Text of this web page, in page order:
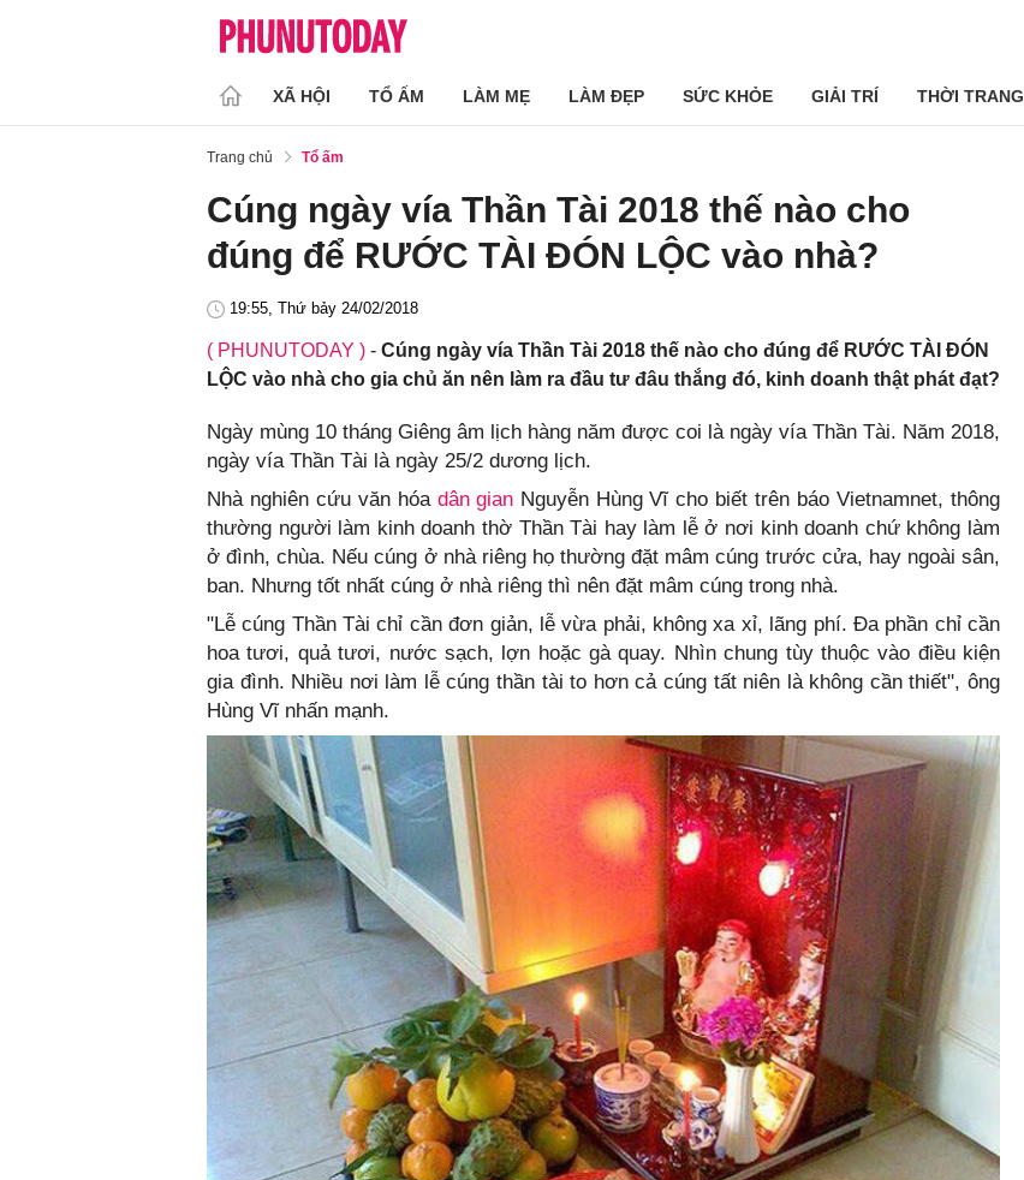
XÃ HỘI TỔ ẤM LÀM MẸ LÀM ĐẸP SỨC KHỎE GIẢI TRÍ THỜI TRANG
Trang chủ Tổ ấm
Cúng ngày vía Thần Tài 2018 thế nào cho
đúng để RƯỚC TÀI ĐÓN LỘC vào nhà?
19:55, Thứ bảy 24/02/2018
( PHUNUTODAY ) - Cúng ngày vía Thần Tài 2018 thế nào cho đúng để RƯỚC TÀI ĐÓN
LỘC vào nhà cho gia chủ ăn nên làm ra đầu tư đâu thắng đó, kinh doanh thật phát đạt?
Ngày mùng 10 tháng Giêng âm lịch hàng năm được coi là ngày vía Thần Tài. Năm 2018,
ngày vía Thần Tài là ngày 25/2 dương lịch.
Nhà nghiên cứu văn hóa dân gianNguyễn Hùng Vĩ cho biết trên báo Vietnamnet, thông
thường người làm kinh doanh thờ Thần Tài hay làm lễ ở nơi kinh doanh chứ không làm
ở đình, chùa. Nếu cúng ở nhà riêng họ thường đặt mâm cúng trước cửa, hay ngoài sân,
ban. Nhưng tốt nhất cúng ở nhà riêng thì nên đặt mâm cúng trong nhà.
"Lễ cúng Thần Tài chỉ cần đơn giản, lễ vừa phải, không xa xỉ, lãng phí. Đa phần chỉ cần
hoa tươi, quả tươi, nước sạch, lợn hoặc gà quay. Nhìn chung tùy thuộc vào điều kiện
gia đình. Nhiều nơi làm lễ cúng thần tài to hơn cả cúng tất niên là không cần thiết", ông
Hùng Vĩ nhấn mạnh.